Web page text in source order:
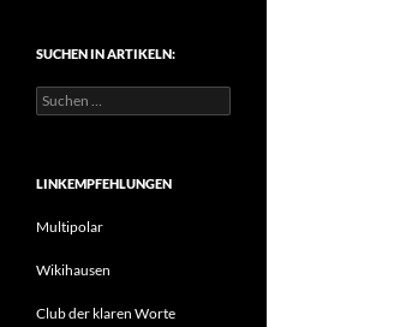
g
SUCHEN IN ARTIKELN:
S
u
e
n
c
:
LINKEMPFEHLUNGEN
Multipolar
Wikihausen
Club der klaren Worte